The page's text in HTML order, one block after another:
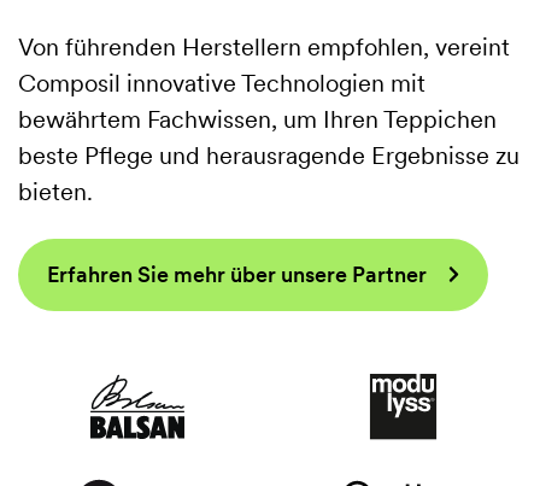
Von führenden Herstellern empfohlen, vereint
Composil innovative Technologien mit
bewährtem Fachwissen, um Ihren Teppichen
beste Pflege und herausragende Ergebnisse zu
bieten.
Erfahren Sie mehr über unsere Partner